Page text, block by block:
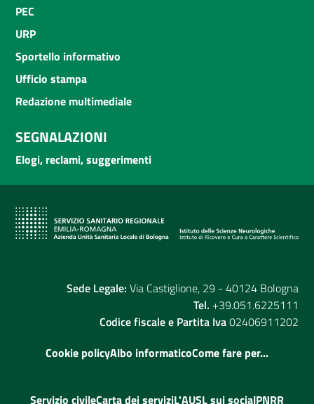
PEC
URP
Sportello informativo
Ufficio stampa
Redazione multimediale
SEGNALAZIONI
Elogi, reclami, suggerimenti
Sede Legale: Via Castiglione, 29 - 40124 Bologna
Tel. +39.051.6225111
Codice fiscale e Partita Iva02406911202
Cookie policyAlbo informaticoCome fare per...
Servizio civileCarta dei serviziL'AUSL sui socialPNRR